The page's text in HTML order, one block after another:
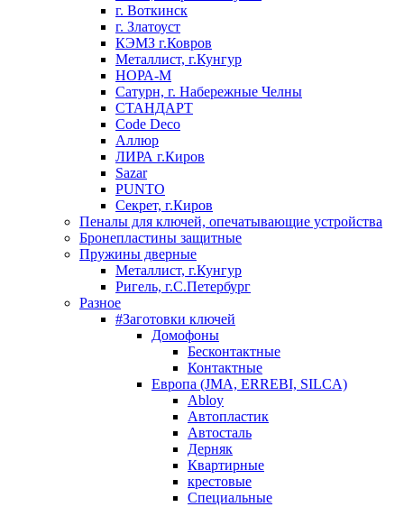
г. Воткинск
г. Златоуст
КЭМЗ г.Ковров
Металлист, г.Кунгур
НОРА-М
Сатурн, г. Набережные Челны
СТАНДАРТ
Code Deco
Аллюр
ЛИРА г.Киров
Sazar
PUNTO
Секрет, г.Киров
Пеналы для ключей, опечатывающие устройства
Бронепластины защитные
Пружины дверные
Металлист, г.Кунгур
Ригель, г.С.Петербург
Разное
#Заготовки ключей
Домофоны
Бесконтактные
Контактные
Европа (JMA, ERREBI, SILCA)
Abloy
Автопластик
Автосталь
Дерняк
Квартирные
крестовые
Специальные